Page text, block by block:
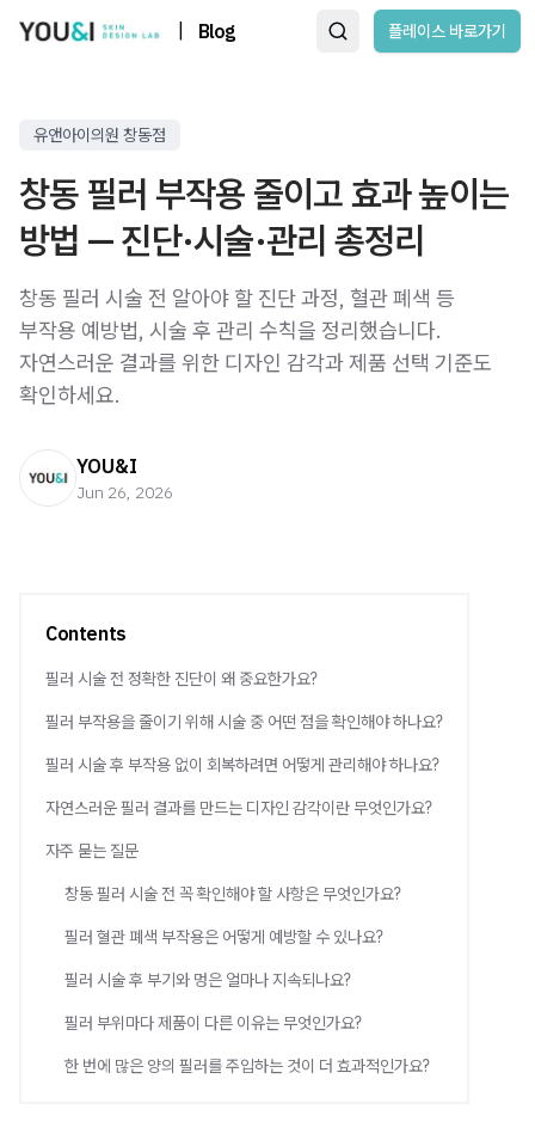
Blog 플레이스 바로가기
유앤아이의원 창동점
창동 필러 부작용 줄이고 효과 높이는
방법 — 진단·시술·관리 총정리
창동 필러 시술 전 알아야 할 진단 과정, 혈관 폐색 등
부작용 예방법, 시술 후 관리 수칙을 정리했습니다.
자연스러운 결과를 위한 디자인 감각과 제품 선택 기준도
확인하세요.
YOU&I
Jun 26, 2026
Contents
필러 시술 전 정확한 진단이 왜 중요한가요?
필러 부작용을 줄이기 위해 시술 중 어떤 점을 확인해야 하나요?
필러 시술 후 부작용 없이 회복하려면 어떻게 관리해야 하나요?
자연스러운 필러 결과를 만드는 디자인 감각이란 무엇인가요?
자주 묻는 질문
창동 필러 시술 전 꼭 확인해야 할 사항은 무엇인가요?
필러 혈관 폐색 부작용은 어떻게 예방할 수 있나요?
필러 시술 후 부기와 멍은 얼마나 지속되나요?
필러 부위마다 제품이 다른 이유는 무엇인가요?
한 번에 많은 양의 필러를 주입하는 것이 더 효과적인가요?